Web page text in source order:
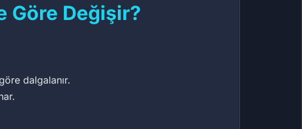
Göre Değişir?
dalgalanır.